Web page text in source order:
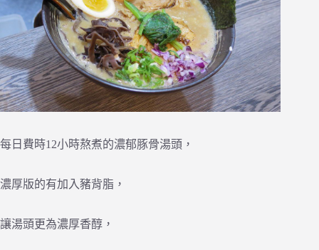
每日費時12小時熬煮的濃郁豚骨湯頭，
濃厚版的有加入豬背脂，
讓湯頭更為濃厚香醇，